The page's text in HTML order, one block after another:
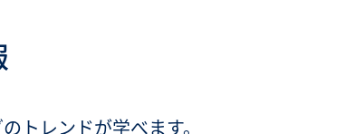
トレンドが学べます。